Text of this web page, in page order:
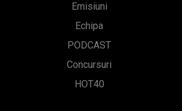
Emisiuni
Echipa
PODCAST
Concursuri
HOT40